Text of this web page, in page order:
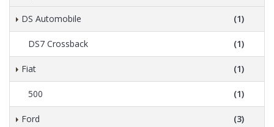
DS Automobile (1)
DS7 Crossback (1)
Fiat (1)
500 (1)
Ford (3)